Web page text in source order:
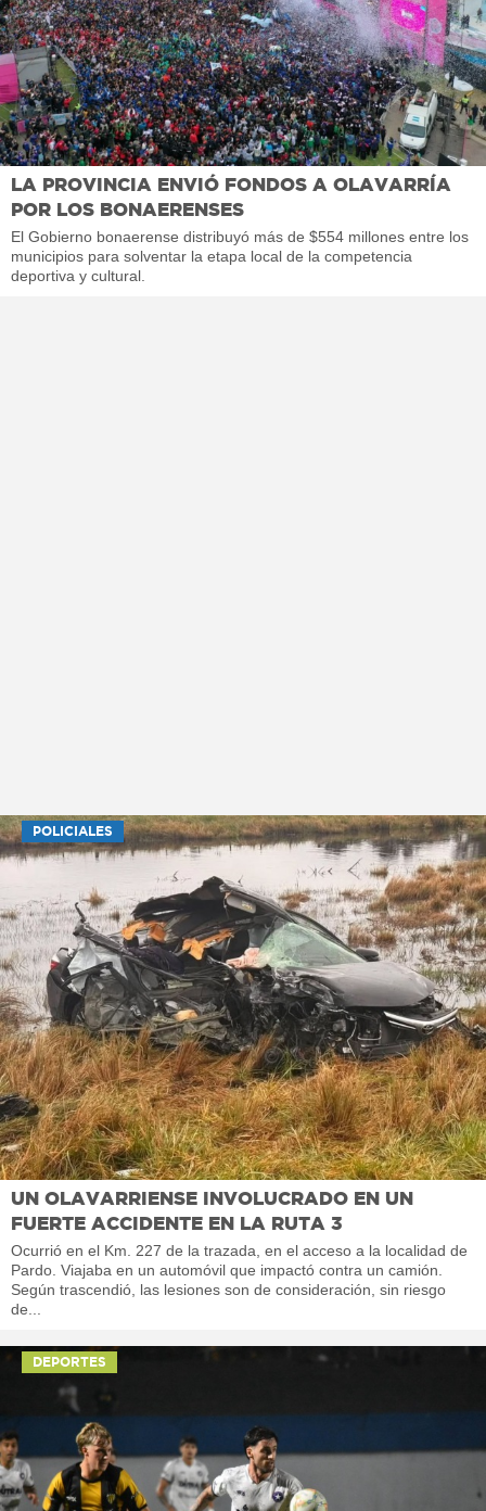
LA PROVINCIA ENVIÓ FONDOS A OLAVARRÍA
POR LOS BONAERENSES
El Gobierno bonaerense distribuyó más de $554 millones entre los
municipios para solventar la etapa local de la competencia
deportiva y cultural.
POLICIALES
UN OLAVARRIENSE INVOLUCRADO EN UN
FUERTE ACCIDENTE EN LA RUTA 3
Ocurrió en el Km. 227 de la trazada, en el acceso a la localidad de
Pardo. Viajaba en un automóvil que impactó contra un camión.
Según trascendió, las lesiones son de consideración, sin riesgo
de...
DEPORTES